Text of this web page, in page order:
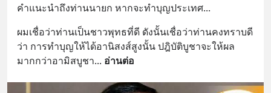
คำแนะนำถึงท่านนายก หากจะทำบุญประเทศ...
ผมเชื่อว่าท่านเป็นชาวพุทธที่ดี ดังนั้นเชื่อว่าท่านคงทราบดี
ว่า การทำบุญให้ได้อานิสงส์สูงนั้น ปฎิบัติบูชาจะให้ผล
มากกว่าอามิสบูชา... อ่านต่อ